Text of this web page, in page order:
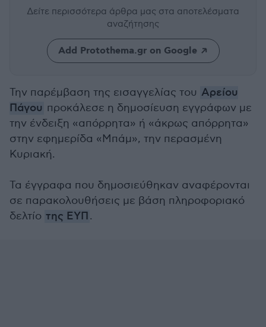
Δείτε περισσότερα άρθρα μας στα αποτελέσματα
αναζήτησης
Add Protothema.gr on Google
Την παρέμβαση της εισαγγελίας του Αρείου
Πάγου προκάλεσε η δημοσίευση εγγράφων με
την ένδειξη «απόρρητα» ή «άκρως απόρρητα»
στην εφημερίδα «Μπάμ», την περασμένη
Κυριακή.
Τα έγγραφα που δημοσιεύθηκαν αναφέρονται
σε παρακολουθήσεις με βάση πληροφοριακό
δελτίο της ΕΥΠ.